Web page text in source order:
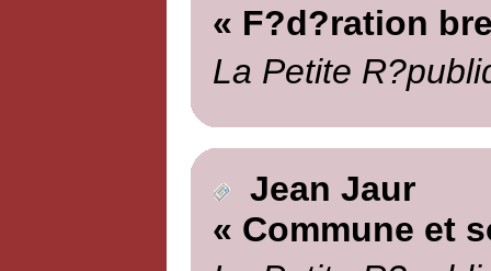
« F?d?ration
La Petite
Jean Jaur
« Commune et